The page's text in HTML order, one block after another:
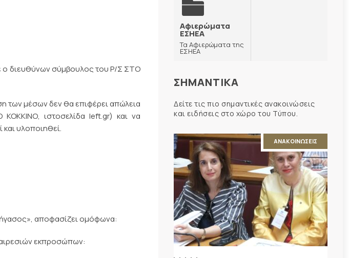
ο διευθύνων σύμβουλος του Ρ/Σ ΣΤΟ
των μέσων δεν θα επιφέρει απώλεια
ιστοσελίδα left.gr) και να
υλοποιηθεί.
αποφασίζει ομόφωνα:
εκπροσώπων:
Αφιερώματα
ΕΣΗΕΑ
Τα Αφιερώματα της
ΕΣΗΕΑ
ΣΗΜΑΝΤΙΚΑ
Δείτε τις πιο σημαντικές ανακοινώσεις
και ειδήσεις στο χώρο του Τύπου.
ΑΝΑΚΟΙΝΩΣΕΙΣ